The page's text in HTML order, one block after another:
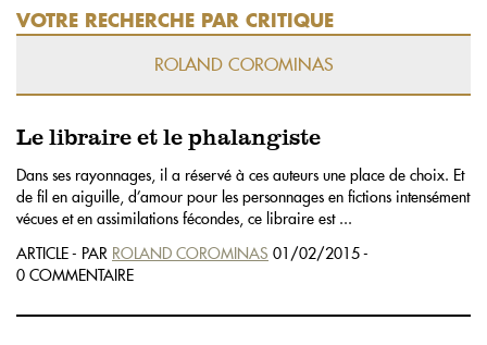
VOTRE RECHERCHE PAR CRITIQUE
ROLAND COROMINAS
Le libraire et le phalangiste
Dans ses rayonnages, il a réservé à ces auteurs une place de choix. Et
de fil en aiguille, d’amour pour les personnages en fictions intensément
vécues et en assimilations fécondes, ce libraire est ...
ARTICLE - PAR ROLAND COROMINAS 01/02/2015 -
0 COMMENTAIRE